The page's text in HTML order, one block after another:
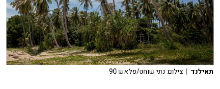
תאילנד | צילום: נתי שוחט/פלאש 90